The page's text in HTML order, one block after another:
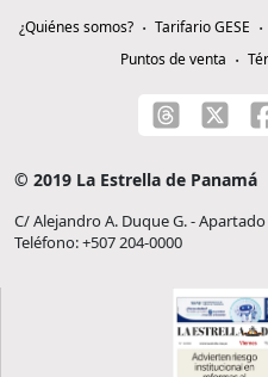
¿Quiénes somos? Tarifario GESE
Puntos de venta
© 2019 La Estrella de Panamá
C/ Alejandro A. Duque G. -
Teléfono: +507 204-0000